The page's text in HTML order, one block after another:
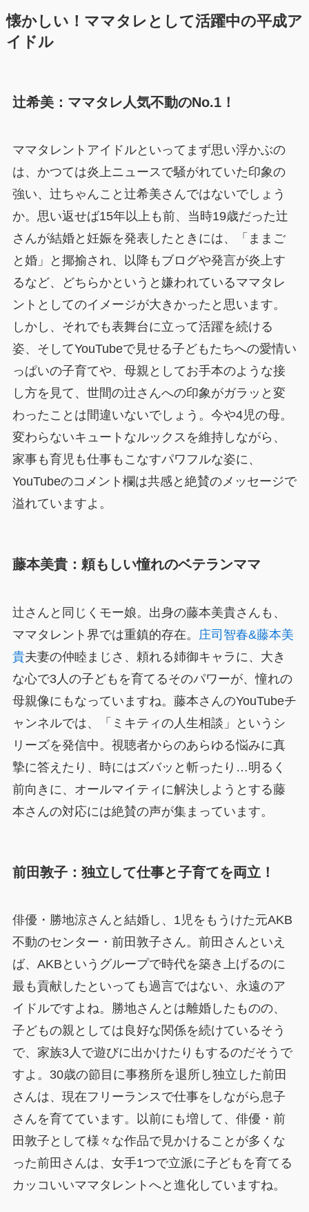
懐かしい！ママタレとして活躍中の平成ア
イドル
辻希美：ママタレ人気不動のNo.1！
ママタレントアイドルといってまず思い浮かぶの
は、かつては炎上ニュースで騒がれていた印象の
強い、辻ちゃんこと辻希美さんではないでしょう
か。思い返せば15年以上も前、当時19歳だった辻
さんが結婚と妊娠を発表したときには、「ままご
と婚」と揶揄され、以降もブログや発言が炎上す
るなど、どちらかというと嫌われているママタレ
ントとしてのイメージが大きかったと思います。
しかし、それでも表舞台に立って活躍を続ける
姿、そしてYouTubeで見せる子どもたちへの愛情い
っぱいの子育てや、母親としてお手本のような接
し方を見て、世間の辻さんへの印象がガラッと変
わったことは間違いないでしょう。今や4児の母。
変わらないキュートなルックスを維持しながら、
家事も育児も仕事もこなすパワフルな姿に、
YouTubeのコメント欄は共感と絶賛のメッセージで
溢れていますよ。
藤本美貴：頼もしい憧れのベテランママ
辻さんと同じくモー娘。出身の藤本美貴さんも、
ママタレント界では重鎮的存在。
庄司智春&藤本美
貴夫妻の仲睦まじさ、頼れる姉御キャラに、大き
な心で3人の子どもを育てるそのパワーが、憧れの
母親像にもなっていますね。藤本さんのYouTubeチ
ャンネルでは、「ミキティの人生相談」というシ
リーズを発信中。視聴者からのあらゆる悩みに真
摯に答えたり、時にはズバッと斬ったり…明るく
前向きに、オールマイティに解決しようとする藤
本さんの対応には絶賛の声が集まっています。
前田敦子：独立して仕事と子育てを両立！
俳優・勝地涼さんと結婚し、1児をもうけた元AKB
不動のセンター・前田敦子さん。前田さんといえ
ば、AKBというグループで時代を築き上げるのに
最も貢献したといっても過言ではない、永遠のア
イドルですよね。勝地さんとは離婚したものの、
子どもの親としては良好な関係を続けているそう
で、家族3人で遊びに出かけたりもするのだそうで
すよ。30歳の節目に事務所を退所し独立した前田
さんは、現在フリーランスで仕事をしながら息子
さんを育てています。以前にも増して、俳優・前
田敦子として様々な作品で見かけることが多くな
った前田さんは、女手1つで立派に子どもを育てる
カッコいいママタレントへと進化していますね。